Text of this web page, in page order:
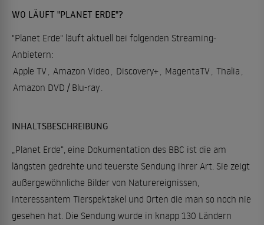
WO LÄUFT "PLANET ERDE"?
"Planet Erde" läuft aktuell bei folgenden Streaming-
Anbietern:
Apple TV Amazon Video Discovery+ MagentaTV Thalia
Amazon DVD / Blu-ray
INHALTSBESCHREIBUNG
„Planet Erde“, eine Dokumentation des BBC ist die am
längsten gedrehte und teuerste Sendung ihrer Art. Sie zeigt
außergewöhnliche Bilder von Naturereignissen,
interessantem Tierspektakel und Orten die man so noch nie
gesehen hat. Die Sendung wurde in knapp 130 Ländern